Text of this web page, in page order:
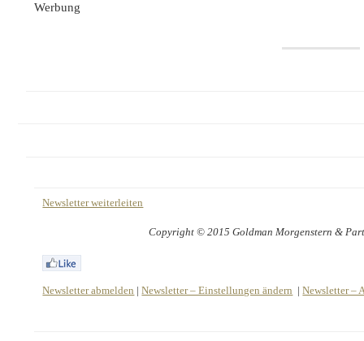
Werbung
Newsletter weiterleiten
Copyright © 2015 Goldman Morgenstern &
Newsletter abmelden |Newsletter – Einstellungen ändern |Newsletter –